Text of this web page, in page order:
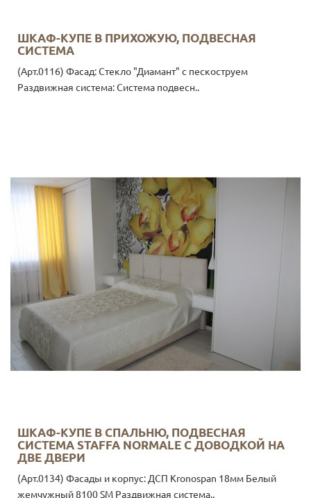
ШКАФ-КУПЕ В ПРИХОЖУЮ, ПОДВЕСНАЯ
СИСТЕМА
(Арт.0116) Фасад: Стекло "Диамант" с пескоструем
Раздвижная система: Система подвесн..
ШКАФ-КУПЕ В СПАЛЬНЮ, ПОДВЕСНАЯ
СИСТЕМА STAFFA NORMALE С ДОВОДКОЙ НА
ДВЕ ДВЕРИ
(Арт.0134) Фасады и корпус: ДСП Kronospan 18мм Белый
жемчужный 8100 SM Раздвижная система..